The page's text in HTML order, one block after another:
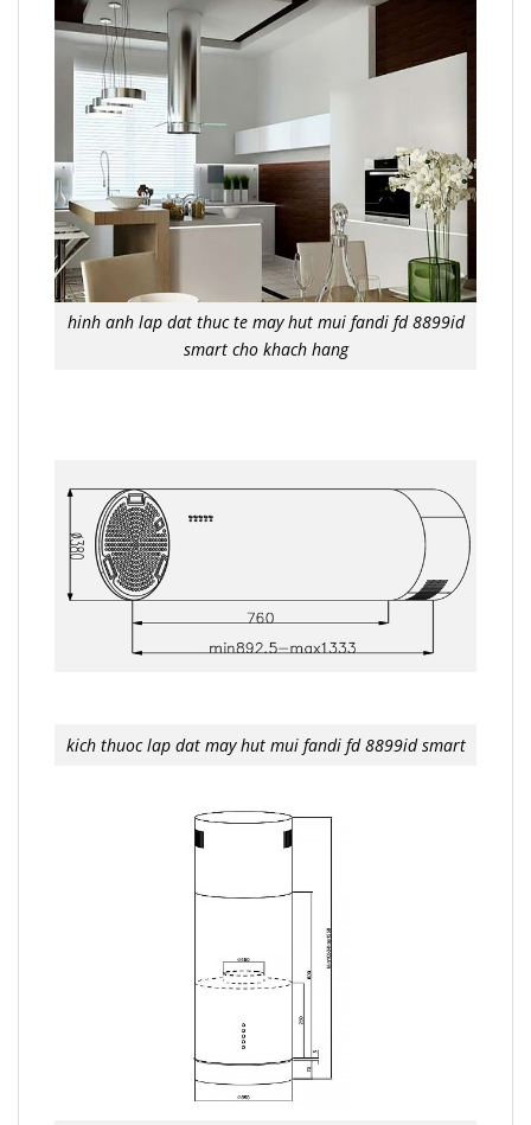
hinh anh lap dat thuc te may hut mui fandi fd 8899id
smart cho khach hang
kich thuoc lap dat may hut mui fandi fd 8899id smart